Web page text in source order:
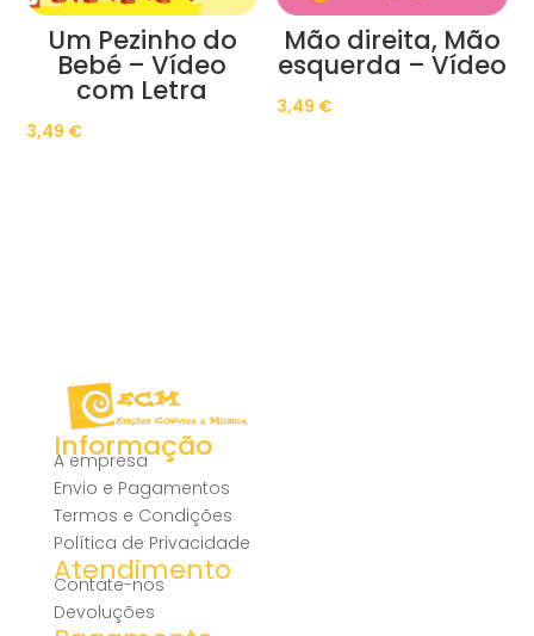
Um Pezinho do
Bebé – Vídeo
com Letra
3,49 €
Mão direita, Mão
esquerda – Vídeo
3,49 €
Informação
A empresa
Envio e Pagamentos
Termos e Condições
Política de Privacidade
Atendimento
Contate-nos
Devoluções